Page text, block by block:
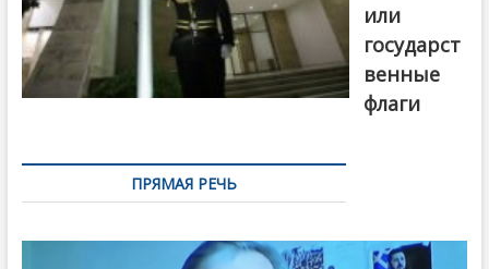
или
государст
венные
флаги
ПРЯМАЯ РЕЧЬ